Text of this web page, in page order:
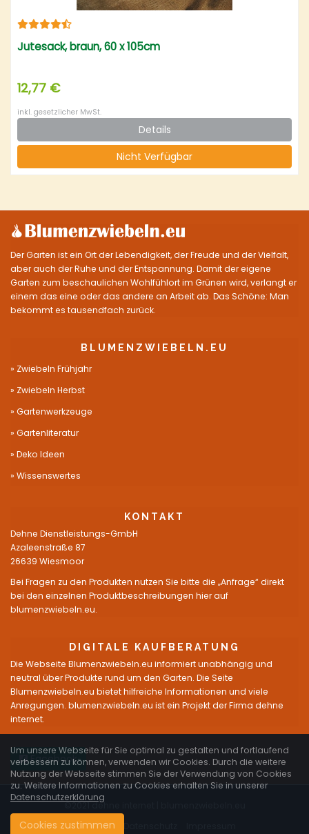
Jutesack, braun, 60 x 105cm
12,77 €
inkl. gesetzlicher MwSt.
Details
Nicht Verfügbar
Der Garten ist ein Ort der Lebendigkeit, der Freude und der Vielfalt,
aber auch der Ruhe und der Entspannung. Damit der eigene
Garten zum beschaulichen Wohlfühlort im Grünen wird, verlangt er
einem das eine oder das andere an Arbeit ab. Das Schöne: Man
bekommt es tausendfach zurück.
BLUMENZWIEBELN.EU
Zwiebeln Frühjahr
Zwiebeln Herbst
Gartenwerkzeuge
Gartenliteratur
Deko Ideen
Wissenswertes
KONTAKT
Dehne Dienstleistungs-GmbH
Azaleenstraße 87
26639 Wiesmoor
Bei Fragen zu den Produkten nutzen Sie bitte die „Anfrage“ direkt
bei den einzelnen Produktbeschreibungen hier auf
blumenzwiebeln.eu.
DIGITALE KAUFBERATUNG
Die Webseite Blumenzwiebeln.eu informiert unabhängig und
neutral über Produkte rund um den Garten. Die Seite
Blumenzwiebeln.eu bietet hilfreiche Informationen und viele
Anregungen. blumenzwiebeln.eu ist ein Projekt der Firma dehne
internet.
Facebook
©2021 dehne internet |
Startseite
Um unsere Webseite für Sie optimal zu gestalten und fortlaufend
verbessern zu können, verwenden wir Cookies. Durch die weitere
Nutzung der Webseite stimmen Sie der Verwendung von Cookies
zu. Weitere Informationen zu Cookies erhalten Sie in unserer
Datenschutzerklärung
Cookies zustimmen